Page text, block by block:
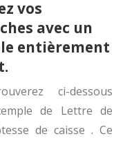
vos
avec un
entièrement
ci-dessous
de Lettre de
de caisse . Ce